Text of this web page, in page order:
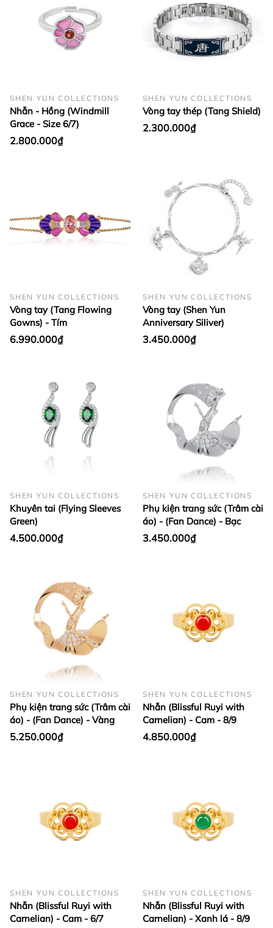
SHEN YUN COLLECTIONS
Nhẫn - Hồng (Windmill
Grace - Size 6/7)
2.800.000₫
SHEN YUN COLLECTIONS
Vòng tay thép (Tang Shield)
2.300.000₫
SHEN YUN COLLECTIONS
Vòng tay (Tang Flowing
Gowns) - Tím
6.990.000₫
SHEN YUN COLLECTIONS
Vòng tay (Shen Yun
Anniversary Siliver)
3.450.000₫
SHEN YUN COLLECTIONS
Khuyên tai (Flying Sleeves
Green)
4.500.000₫
SHEN YUN COLLECTIONS
Phụ kiện trang sức (Trâm cài
áo) - (Fan Dance) - Bạc
3.450.000₫
SHEN YUN COLLECTIONS
Phụ kiện trang sức (Trâm cài
áo) - (Fan Dance) - Vàng
5.250.000₫
SHEN YUN COLLECTIONS
Nhẫn (Blissful Ruyi with
Carnelian) - Cam - 8/9
4.850.000₫
SHEN YUN COLLECTIONS
Nhẫn (Blissful Ruyi with
Carnelian) - Cam - 6/7
SHEN YUN COLLECTIONS
Nhẫn (Blissful Ruyi with
Carnelian) - Xanh lá - 8/9